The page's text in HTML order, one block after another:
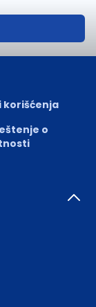
korišćenja
o